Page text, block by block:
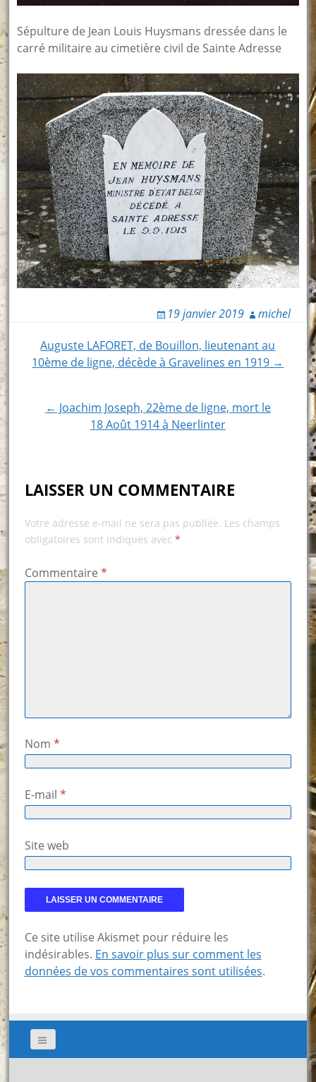
Sépulture de Jean Louis Huysmans dressée dans le
carré militaire au cimetière civil de Sainte Adresse
19 janvier 2019 michel
Post
Auguste LAFORET, de Bouillon, lieutenant au
10ème de ligne, décède à Gravelines en 1919 →
← Joachim Joseph, 22ème de ligne, mort le
18 Août 1914 à Neerlinter
LAISSER UN COMMENTAIRE
Votre adresse e-mail ne sera pas publiée. Les champs
obligatoires sont indiqués avec *
Commentaire *
Nom *
E-mail *
Site web
Ce site utilise Akismet pour réduire les
indésirables. En savoir plus sur comment les
données de vos commentaires sont utilisées.